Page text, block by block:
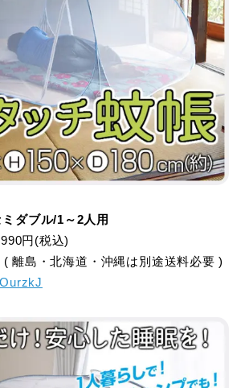
ダブル/1～2人用
円(税込)
離島・北海道・沖縄は別途送料必要 )